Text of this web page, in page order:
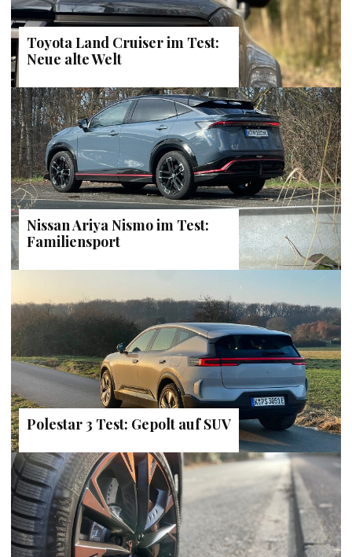
Toyota Land Cruiser im Test:
Neue alte Welt
Nissan Ariya Nismo im Test:
Familiensport
Polestar 3 Test: Gepolt auf SUV